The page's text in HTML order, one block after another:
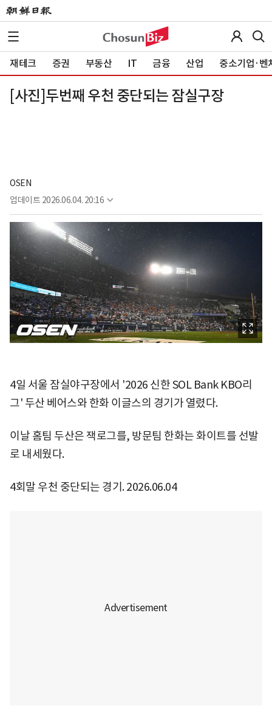
재테크 증권 부동산 IT 금융 산업 중소기업·벤
[사진]두번째 우천 중단되는 잠실구장
OSEN
업데이트 2026.06.04. 20:16
4일 서울 잠실야구장에서 '2026 신한 SOL Bank KBO리
그' 두산 베어스와 한화 이글스의 경기가 열렸다.
이날 홈팀 두산은 잭로그를, 방문팀 한화는 화이트를 선발
로 내세웠다.
4회말 우천 중단되는 경기. 2026.06.04